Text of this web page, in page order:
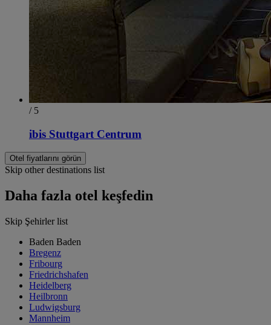
/ 5
ibis Stuttgart Centrum
Otel fiyatlarını görün
Skip other destinations list
Daha fazla otel keşfedin
Skip Şehirler list
Baden Baden
Bregenz
Fribourg
Friedrichshafen
Heidelberg
Heilbronn
Ludwigsburg
Mannheim